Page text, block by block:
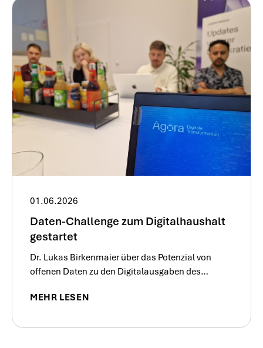
01.06.2026
Daten-Challenge zum Digitalhaushalt
gestartet
Dr. Lukas Birkenmaier über das Potenzial von
offenen Daten zu den Digitalausgaben des
MEHR LESEN